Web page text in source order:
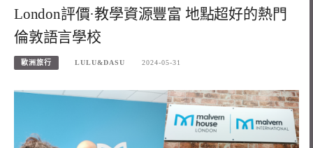
London評價·教學資源豐富 地點超好的熱門
倫敦語言學校
歐洲旅行 LULU&DASU 2024-05-31